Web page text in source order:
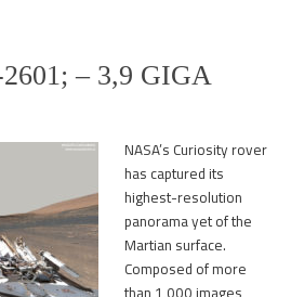
– 3,9 GIGA
NASA’s Curiosity rover
has captured its
highest-resolution
panorama yet of the
Martian surface.
Composed of more